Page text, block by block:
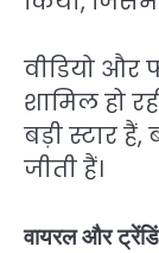
वीडियो और
शामिल हो
बड़ी स्टार
जीती हैं।
वायरल और